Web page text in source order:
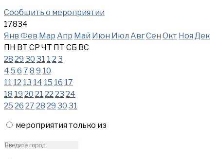
Сообщить о мероприятии
17834
Янв Фев Мар Апр Май Июн Июл АвгСен Окт Ноя Дек
ПН ВТ СР ЧТ ПТ СБ ВС
28 29 30 31 1 2 3
4 5 6 7 8 9 10
11 12 13 14 15 16 17
18 19 20 21 22 23 24
25 26 27 28 29 30 31
мероприятия только из